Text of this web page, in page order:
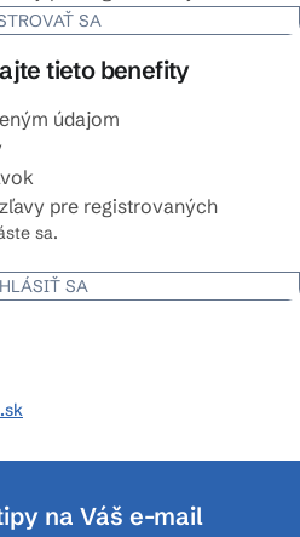
SA
tieto benefity
údajom
pre registrovaných
sa.
SA
na Váš e-mail